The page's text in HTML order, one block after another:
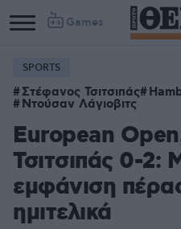
Games
SPORTS
Στέφανος Τσιτσιπάς
Ντούσαν Λάγιοβιτς
European
Τσιτσιπάς 0-2:
εμφάνιση
ημιτελικά